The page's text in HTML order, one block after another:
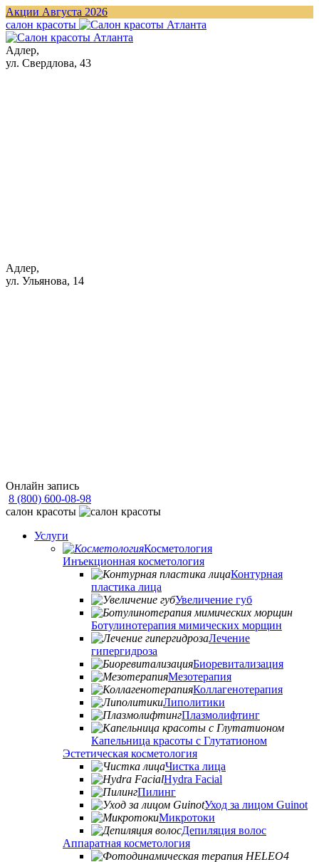
Акции Августа 2026
cалон красоты
Адлер,
ул. Свердлова, 43
Адлер,
ул. Ульянова, 14
Онлайн запись
8 (800) 600-08-98
cалон красоты
Услуги
Косметология
Инъекционная косметология
Контурная
пластика лица
Увеличение губ
Ботулинотерапия мимических морщин
Лечение
гипергидроза
Биоревитализация
Мезотерапия
Коллагенотерапия
Липолитики
Плазмолифтинг
Капельница красоты с Глутатионом
Эстетическая косметология
Чистка лица
Hydra Facial
Пилинг
Уход за лицом Guinot
Микротоки
Депиляция волос
Аппаратная косметология